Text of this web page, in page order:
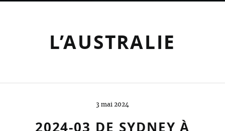
L’AUSTRALIE
3 mai 2024
2024-03 DE SYDNEY À